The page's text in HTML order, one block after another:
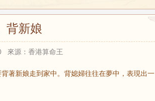
背新娘
來源：香港算命王
著新娘走到家中。背媳婦往往在夢中，表現出一